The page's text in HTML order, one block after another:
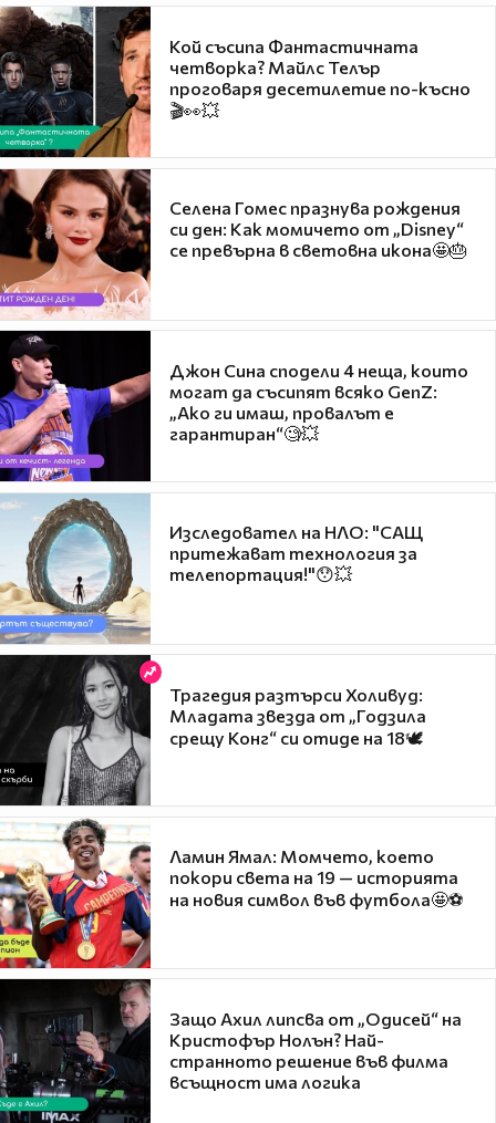
Кой съсипа Фантастичната
четворка? Майлс Телър
проговаря десетилетие по-късно
🎬👀💥
Селена Гомес празнува рождения
си ден: Как момичето от „Disney“
се превърна в световна икона🤩🎂
Джон Сина сподели 4 неща, които
могат да съсипят всяко GenZ:
„Ако ги имаш, провалът е
гарантиран“🧐💥
Изследовател на НЛО: "САЩ
притежават технология за
телепортация!"😯💥
Трагедия разтърси Холивуд:
Младата звезда от „Годзила
срещу Конг“ си отиде на 18🕊️
Ламин Ямал: Момчето, което
покори света на 19 — историята
на новия символ във футбола🤩⚽
Защо Ахил липсва от „Одисей“ на
Кристофър Нолън? Най-
странното решение във филма
всъщност има логика